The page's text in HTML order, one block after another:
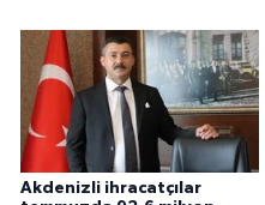
Akdenizli ihracatçılar